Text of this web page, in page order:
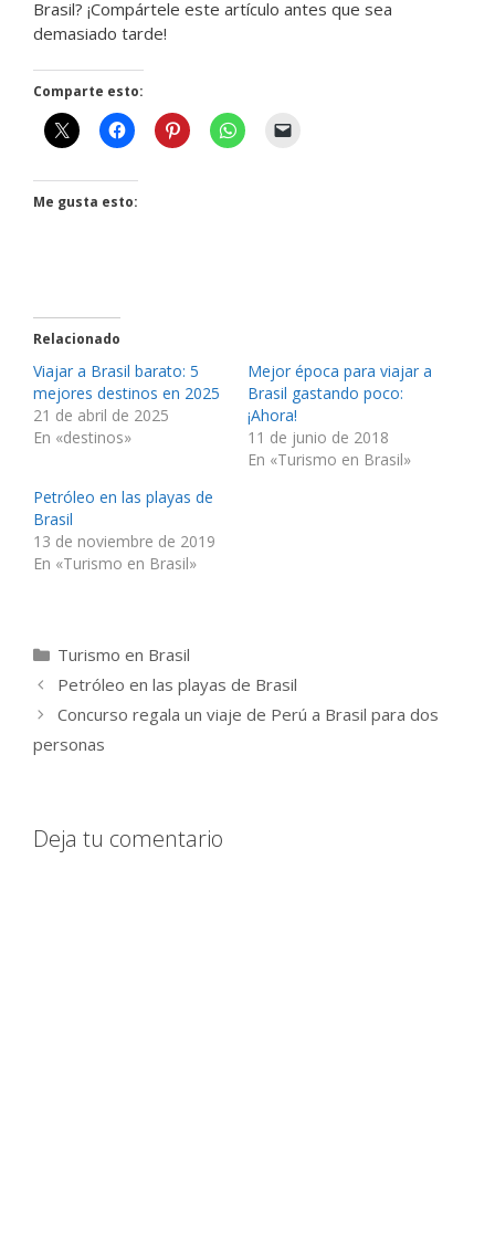
Brasil? ¡Compártele este artículo antes que sea
demasiado tarde!
Comparte esto:
Me gusta esto:
Relacionado
Viajar a Brasil barato: 5
mejores destinos en 2025
21 de abril de 2025
En «destinos»
Mejor época para viajar a
Brasil gastando poco:
¡Ahora!
11 de junio de 2018
En «Turismo en Brasil»
Petróleo en las playas de
Brasil
13 de noviembre de 2019
En «Turismo en Brasil»
Categorías
Turismo en Brasil
Petróleo en las playas de Brasil
Concurso regala un viaje de Perú a Brasil para dos
personas
Deja tu comentario